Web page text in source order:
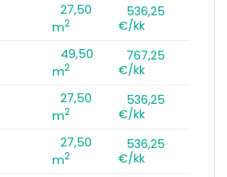
27,50
m2
536,25
€/kk
49,50
m2
767,25
€/kk
27,50
m2
536,25
€/kk
27,50
m2
536,25
€/kk